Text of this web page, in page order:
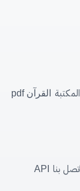
المكتبة القرآن pdf
اتصل بنا
API